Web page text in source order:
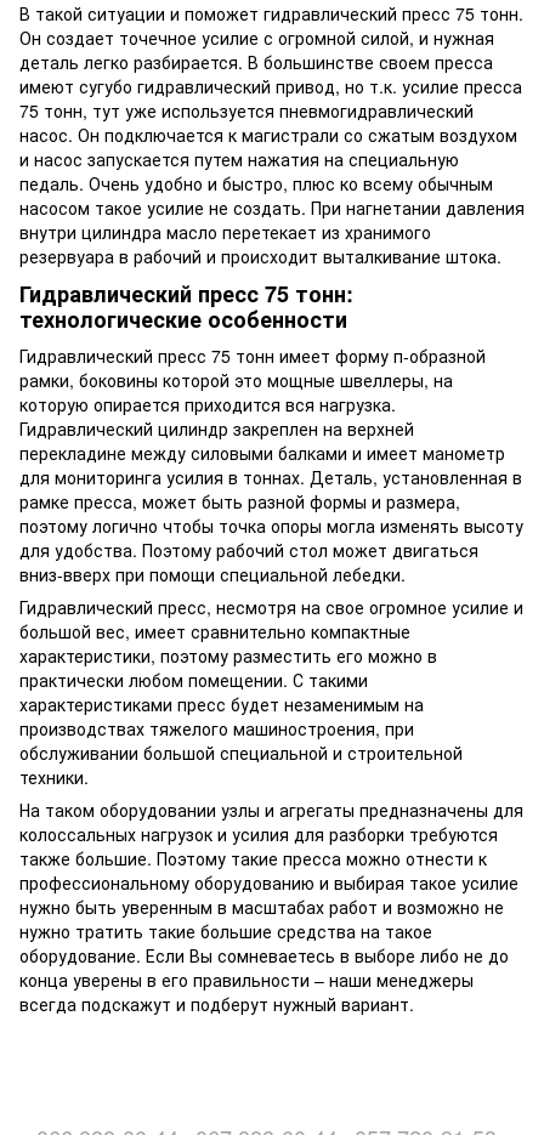
В такой ситуации и поможет гидравлический пресс 75 тонн.
Он создает точечное усилие с огромной силой, и нужная
деталь легко разбирается. В большинстве своем пресса
имеют сугубо гидравлический привод, но т.к. усилие пресса
75 тонн, тут уже используется пневмогидравлический
насос. Он подключается к магистрали со сжатым воздухом
и насос запускается путем нажатия на специальную
педаль. Очень удобно и быстро, плюс ко всему обычным
насосом такое усилие не создать. При нагнетании давления
внутри цилиндра масло перетекает из хранимого
резервуара в рабочий и происходит выталкивание штока.
Гидравлический пресс 75 тонн:
технологические особенности
Гидравлический пресс 75 тонн имеет форму п-образной
рамки, боковины которой это мощные швеллеры, на
которую опирается приходится вся нагрузка.
Гидравлический цилиндр закреплен на верхней
перекладине между силовыми балками и имеет манометр
для мониторинга усилия в тоннах. Деталь, установленная в
рамке пресса, может быть разной формы и размера,
поэтому логично чтобы точка опоры могла изменять высоту
для удобства. Поэтому рабочий стол может двигаться
вниз-вверх при помощи специальной лебедки.
Гидравлический пресс, несмотря на свое огромное усилие и
большой вес, имеет сравнительно компактные
характеристики, поэтому разместить его можно в
практически любом помещении. С такими
характеристиками пресс будет незаменимым на
производствах тяжелого машиностроения, при
обслуживании большой специальной и строительной
техники.
На таком оборудовании узлы и агрегаты предназначены для
колоссальных нагрузок и усилия для разборки требуются
также большие. Поэтому такие пресса можно отнести к
профессиональному оборудованию и выбирая такое усилие
нужно быть уверенным в масштабах работ и возможно не
нужно тратить такие большие средства на такое
оборудование. Если Вы сомневаетесь в выборе либо не до
конца уверены в его правильности – наши менеджеры
всегда подскажут и подберут нужный вариант.